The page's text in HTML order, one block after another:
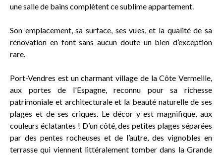
une salle de bains complètent ce sublime appartement.
Son emplacement, sa surface, ses vues, et la qualité de sa
rénovation en font sans aucun doute un bien d’exception
rare.
Port-Vendres est un charmant village de la Côte Vermeille,
aux portes de l'Espagne, reconnu pour sa richesse
patrimoniale et architecturale et la beauté naturelle de ses
plages et de ses criques. Le décor y est magnifique, aux
couleurs éclatantes ! D’un côté, des petites plages séparées
par des pentes rocheuses et de l’autre, des vignobles en
terrasse qui viennent littéralement tomber dans la Grande